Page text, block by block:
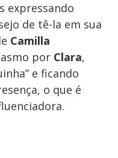
expressando
de tê-la em sua
Camilla
por Clara,
e ficando
o que é